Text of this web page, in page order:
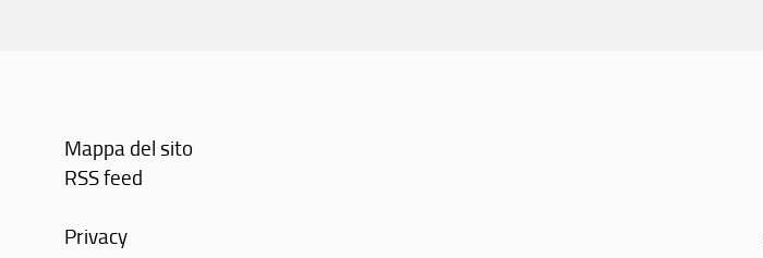
Mappa del sito
RSS feed
Privacy